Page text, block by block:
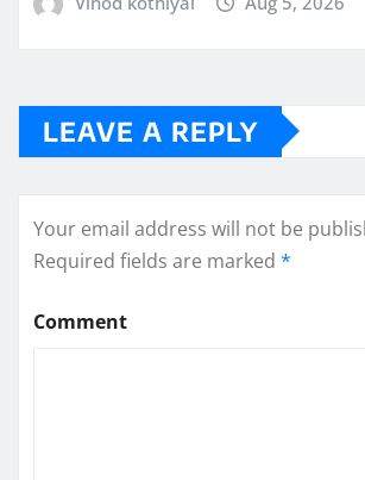
LEAVE A REPLY
Your email address will not be
Required fields are marked *
Comment